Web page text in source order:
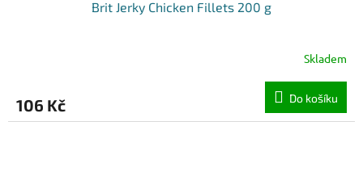
Brit Jerky Chicken Fillets 200 g
Skladem
106 Kč Do košíku